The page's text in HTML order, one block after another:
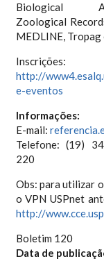
Biological
Zoological
MEDLINE, Tropag
Inscrições:
http://
e-eventos
Informações:
E-mail:
Telefone: (19)
220
Obs: para utilizar
o VPN USPnet
http://
Boletim 120
Data de